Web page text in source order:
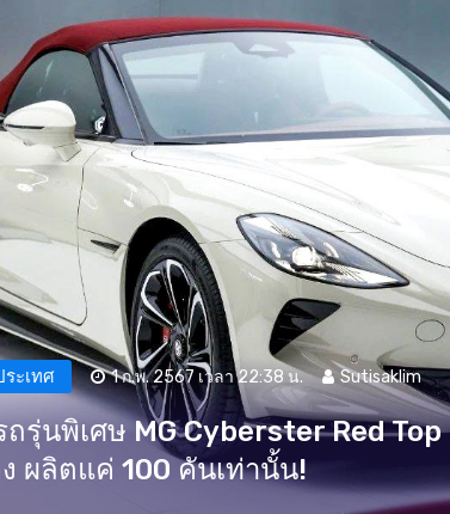
ะเทศ 1 ก.พ. 2567 เวลา 22:38 น. Sutisaklim
ถรุ่นพิเศษ MG Cyberster Red
ผลิตแค่ 100 คันเท่านั้น!